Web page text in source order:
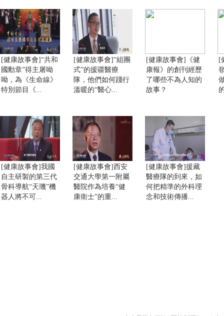
[健康故事會]“共和
國勳章”得主屠呦
呦，為《生命線》
特別節目《...
[健康故事會]“組團
式”的援疆醫療
隊，他們如何踐行
溫暖的“醫心...
[健康故事會]《健
康報》的創刊經歷
了哪些不為人知的
故事？
[
[健康故事會]我國
自主研製的第三代
骨科導航“天璣”機
器人將不可...
[健康故事會]西安
交通大學第一附屬
醫院作為培養“健
康衛士”的重...
[健康故事會]援藏
醫療隊的到來，如
何把精準的外科理
念和技術傳播...